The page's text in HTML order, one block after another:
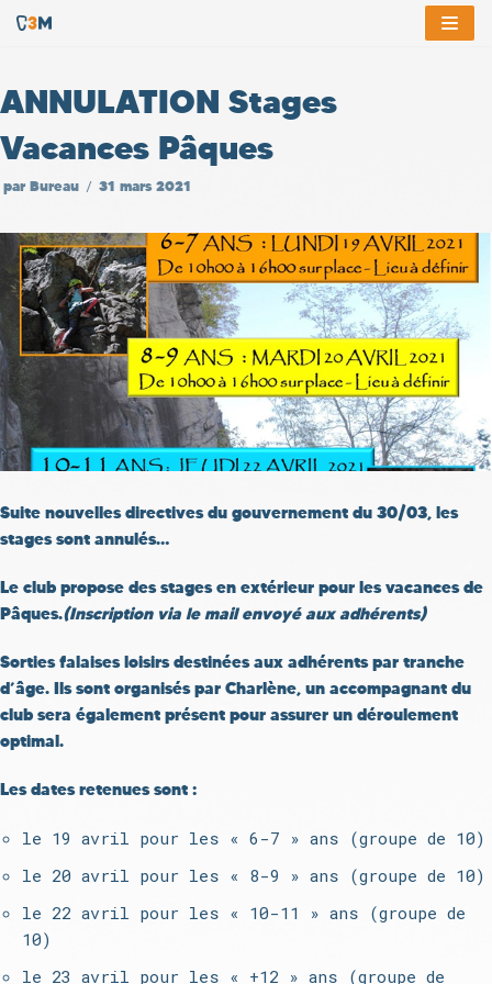
au
contenu
ANNULATION Stages
Vacances Pâques
par Bureau 31 mars 2021
Suite nouvelles directives du gouvernement du 30/03, les
stages sont annulés…
Le club propose des stages en extérieur pour les vacances de
Pâques.(Inscription via le mail envoyé aux adhérents)
Sorties falaises loisirsdestinées aux adhérents par tranche
d’âge. Ils sont organisés par Charlène, un accompagnant du
club sera également présent pour assurer un déroulement
optimal.
Les dates retenues sont :
le 19 avril pour les « 6-7 » ans (groupe de 10)
le 20 avril pour les « 8-9 » ans (groupe de 10)
le 22 avril pour les « 10-11 » ans (groupe de
10)
le 23 avril pour les « +12 » ans (groupe de